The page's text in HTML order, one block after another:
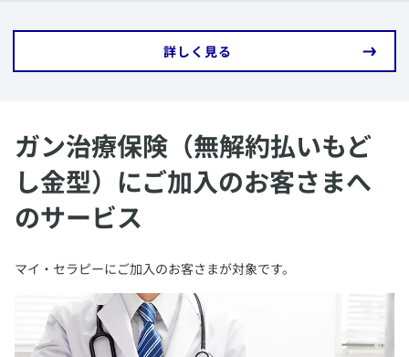
​詳しく見る
ガン治療保険（無解約払いもど
し金型）にご加入のお客さまへ
のサービス
​マイ・セラピーにご加入のお客さまが対象です。